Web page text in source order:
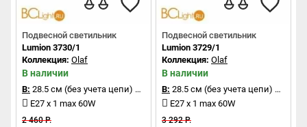
Подвесной светильник
Lumion 3730/1
Коллекция: Olaf
В наличии
В: 28.5 см (без учета цепи) Д:
15.5 см
E27 x 1 max 60W
2 460 Р.
Подвесной светильник
Lumion 3729/1
Коллекция: Olaf
В наличии
В: 28.5 см (без учета цепи) Д:
E27 x 1 max 60W
3 292 Р.